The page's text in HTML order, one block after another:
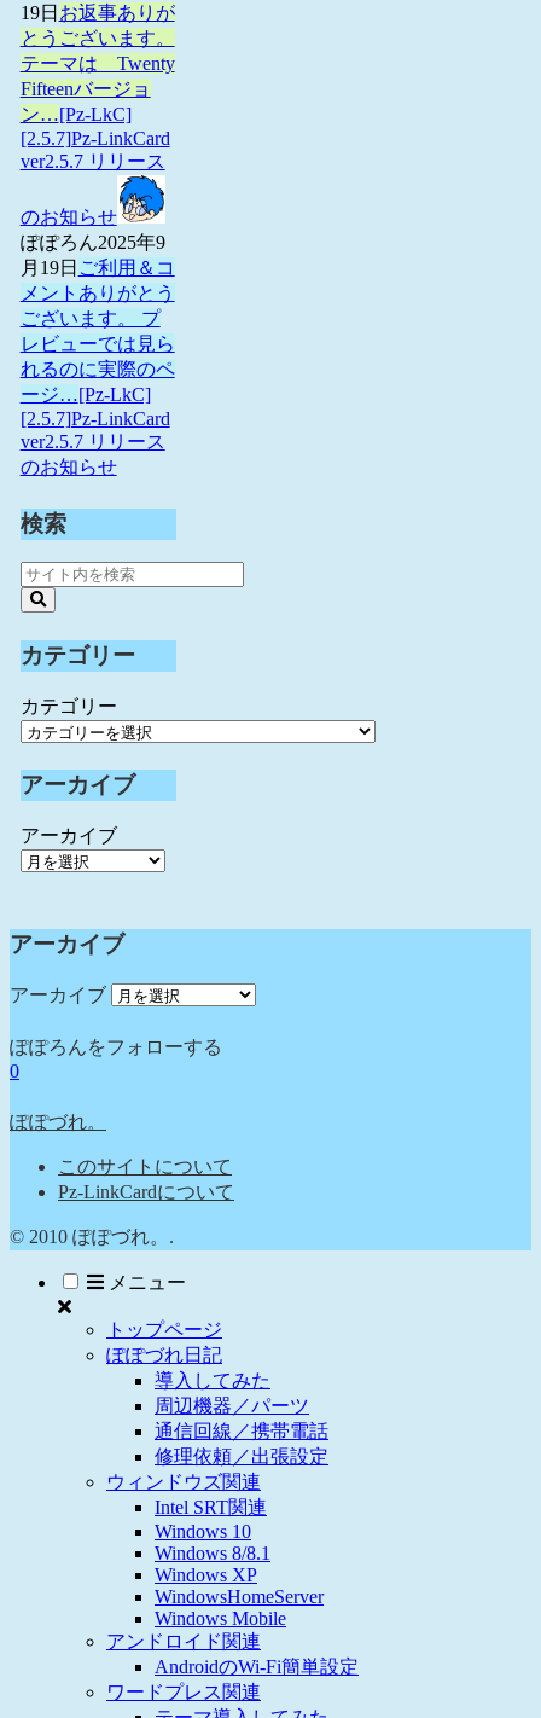
19日 お返事ありが
とうございます。
テーマは Twenty
Fifteenバージョ
ン…[Pz-LkC]
[2.5.7]Pz-LinkCard
ver2.5.7 リリース
のお知らせ
ぽぽろん2025年9
月19日 ご利用＆コ
メントありがとう
ございます。 プ
レビューでは見ら
れるのに実際のペ
ージ…[Pz-LkC]
[2.5.7]Pz-LinkCard
ver2.5.7 リリース
のお知らせ
検索
カテゴリー
カテゴリー
アーカイブ
アーカイブ
アーカイブ
アーカイブ
ぽぽろんをフォローする
0
ぽぽづれ。
このサイトについて
Pz-LinkCardについて
© 2010 ぽぽづれ。.
メニュー
トップページ
ぽぽづれ日記
導入してみた
周辺機器／パーツ
通信回線／携帯電話
修理依頼／出張設定
ウィンドウズ関連
Intel SRT関連
Windows 10
Windows 8/8.1
Windows XP
WindowsHomeServer
Windows Mobile
アンドロイド関連
AndroidのWi-Fi簡単設定
ワードプレス関連